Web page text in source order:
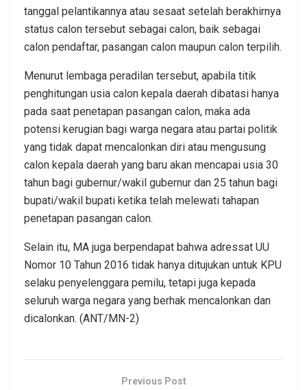
tanggal pelantikannya atau sesaat setelah berakhirnya
status calon tersebut sebagai calon, baik sebagai
calon pendaftar, pasangan calon maupun calon terpilih.
Menurut lembaga peradilan tersebut, apabila titik
penghitungan usia calon kepala daerah dibatasi hanya
pada saat penetapan pasangan calon, maka ada
potensi kerugian bagi warga negara atau partai politik
yang tidak dapat mencalonkan diri atau mengusung
calon kepala daerah yang baru akan mencapai usia 30
tahun bagi gubernur/wakil gubernur dan 25 tahun bagi
bupati/wakil bupati ketika telah melewati tahapan
penetapan pasangan calon.
Selain itu, MA juga berpendapat bahwa adressat UU
Nomor 10 Tahun 2016 tidak hanya ditujukan untuk KPU
selaku penyelenggara pemilu, tetapi juga kepada
seluruh warga negara yang berhak mencalonkan dan
dicalonkan. (ANT/MN-2)
Previous Post